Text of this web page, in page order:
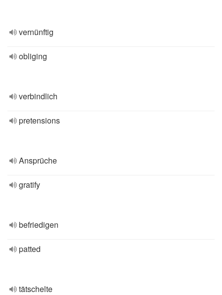
vernünftig
obliging
verbindlich
pretensions
Ansprüche
gratify
befriedigen
patted
tätschelte